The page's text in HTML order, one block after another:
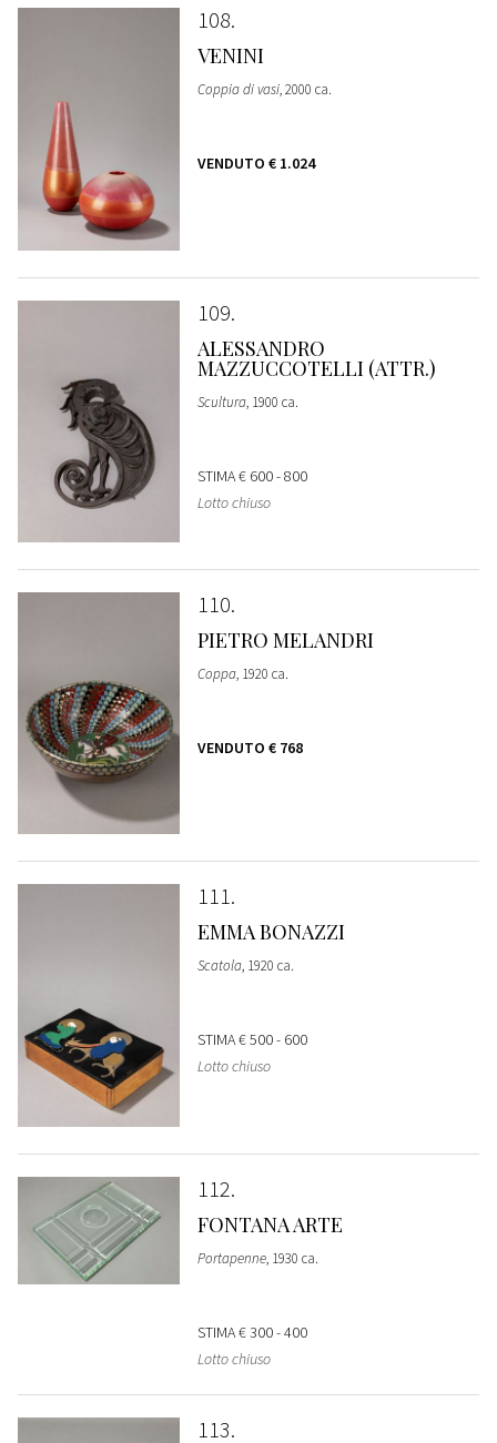
108
VENINI
Coppia di vasi, 2000 ca.
VENDUTO € 1.024
109
ALESSANDRO
MAZZUCCOTELLI (ATTR.)
Scultura, 1900 ca.
STIMA€ 600 - 800
Lotto chiuso
110
PIETRO MELANDRI
Coppa, 1920 ca.
VENDUTO € 768
111
EMMA BONAZZI
Scatola, 1920 ca.
STIMA€ 500 - 600
Lotto chiuso
112
FONTANA ARTE
Portapenne, 1930 ca.
STIMA€ 300 - 400
Lotto chiuso
113